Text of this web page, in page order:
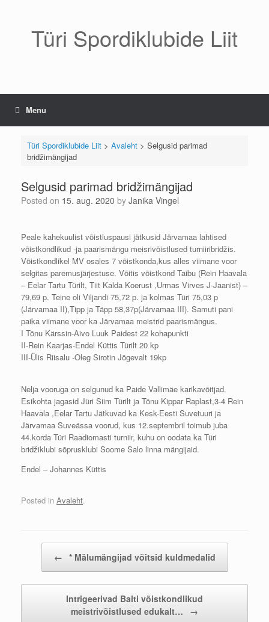
Türi Spordiklubide Liit
Menu
Türi Spordiklubide Liit> Avaleht> Selgusid parimad
bridžimängijad
Selgusid parimad bridžimängijad
Posted on 15. aug. 2020 by Janika Vingel
Peale kahekuulist võistluspausi jätkusid Järvamaa lahtised
võistkondlikud -ja paarismängu meisrivõistlused turniiribridžis.
Võistkondlikel MV osales 7 võistkonda,kus alles viimane voor
selgitas paremusjärjestuse. Võitis võistkond Taibu (Rein Haavala
– Eelar Tartu Türilt, Tiit Kalda Koerust ,Urmas Virves J-Jaanist) –
79,69 p. Teine oli Viljandi 75,72 p. ja kolmas Türi 75,03 p
(Järvamaa II),Tipp ja Täpp 58,37p(Järvamaa III). Samuti pani
paika viimane voor ka Järvamaa meistrid paarismängus.
I Tõnu Kärssin-Aivo Luuk Paidest 22 kohapunkti
II-Rein Kaarjas-Endel Küttis Türilt 20 kp
III-Ülis Riisalu -Oleg Sirotin Jõgevalt 19kp
Nelja vooruga on selgunud ka Paide Vallimäe karikavõitjad.
Esikohta jagasid Jüri Siim Türilt ja Tõnu Kippar Raplast,3-4 Rein
Haavala ,Eelar Tartu Jätkuvad ka Kesk-Eesti Suvetuuri ja
Järvamaa Suveässa voorud, kus 12.septembril toimub juba
44.korda Türi Raadiomasti turniir, kuhu on oodata ka Türi
bridžiklubi sõprusklubi Soome Salo linna mängijaid.
Endel – Johannes Küttis
Posted in Avaleht.
← * Mälumängijad võitsid kuldmedalid
Intrigeerivad Balti võistkondlikud
meistrivõistlused edukalt…
→